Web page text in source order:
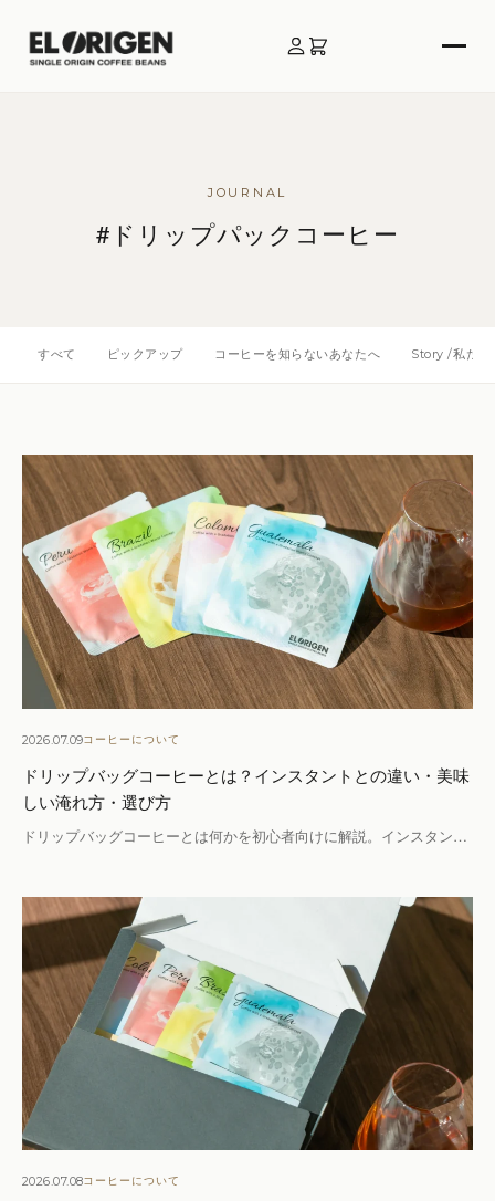
JOURNAL
#ドリップパックコーヒー
すべて ピックアップ コーヒーを知らないあなたへ Story /私たち
2026.07.09コーヒーについて
ドリップバッグコーヒーとは？インスタントとの違い・美味
しい淹れ方・選び方
ドリップバッグコーヒーとは何かを初心者向けに解説。インスタン…
2026.07.08コーヒーについて